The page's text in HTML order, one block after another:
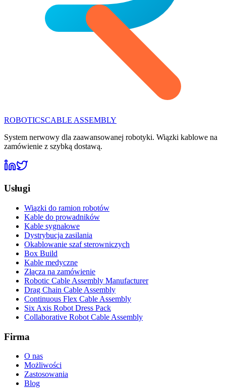
ROBOTICSCABLE ASSEMBLY
System nerwowy dla zaawansowanej robotyki. Wiązki kablowe na
zamówienie z szybką dostawą.
Usługi
Wiązki do ramion robotów
Kable do prowadników
Kable sygnałowe
Dystrybucja zasilania
Okablowanie szaf sterowniczych
Box Build
Kable medyczne
Złącza na zamówienie
Robotic Cable Assembly Manufacturer
Drag Chain Cable Assembly
Continuous Flex Cable Assembly
Six Axis Robot Dress Pack
Collaborative Robot Cable Assembly
Firma
O nas
Możliwości
Zastosowania
Blog